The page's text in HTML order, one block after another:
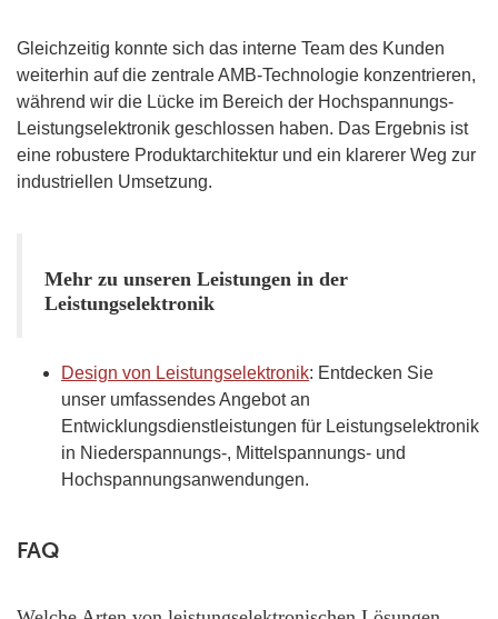
Gleichzeitig konnte sich das interne Team des Kunden
weiterhin auf die zentrale AMB-Technologie konzentrieren,
während wir die Lücke im Bereich der Hochspannungs-
Leistungselektronik geschlossen haben. Das Ergebnis ist
eine robustere Produktarchitektur und ein klarerer Weg zur
industriellen Umsetzung.
Mehr zu unseren Leistungen in der
Leistungselektronik
Design von Leistungselektronik: Entdecken Sie
unser umfassendes Angebot an
Entwicklungsdienstleistungen für Leistungselektronik
in Niederspannungs-, Mittelspannungs- und
Hochspannungsanwendungen.
FAQ